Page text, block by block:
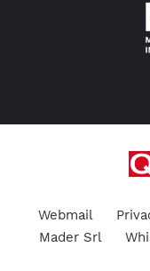
Webmail
Mader Srl